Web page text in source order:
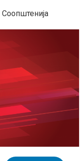
Соопштенија